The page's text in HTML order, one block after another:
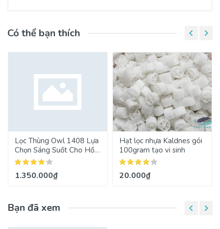
Có thể bạn thích
Lọc Thùng Owl 1408 Lựa
Chọn Sáng Suốt Cho Hồ
Cá Và Hồ Thủy Sinh
1.350.000₫
Hạt lọc nhựa Kaldnes gói
100gram tạo vi sinh
20.000₫
Bạn đã xem